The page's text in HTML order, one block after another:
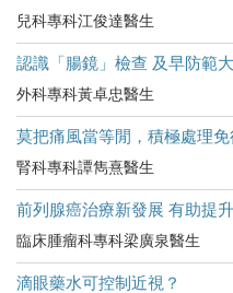
兒科專科江俊達醫生
認識「腸鏡」檢查 及早防範
外科專科黃卓忠醫生
莫把痛風當等閒，積極處理免
腎科專科譚雋熹醫生
前列腺癌治療新發展 有助提
臨床腫瘤科專科梁廣泉醫生
滴眼藥水可控制近視？